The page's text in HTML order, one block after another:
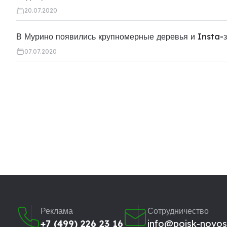
20.07.2020
В Мурино появились крупномерные деревья и Insta-
07.07.2020
Реклама
+7 (499) 226 23 16
Сотрудничество
info@poisk-